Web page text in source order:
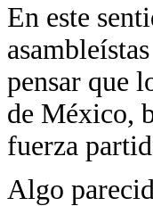
En este
pensar que
de México,
fuerza
Algo